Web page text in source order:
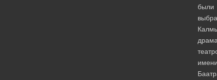
были